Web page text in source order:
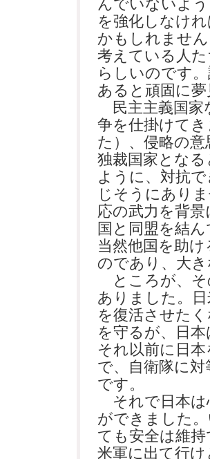
んでいないよ
を強化しなけ
かもしれませ
考えている人
らしいのです
あると頑固に
民主主義国家
争を仕掛けて
た）、侵略の
独裁国家とな
ように、対抗
じそうにあり
応の武力を背
国と同盟を結
当然他国を助
のであり、大
ところが、そ
ありました。
を復活させた
を守るが、日
それ以前に日
で、自衛隊に
です。
それで日本は
ができました
ても安全は維
米軍に出て行